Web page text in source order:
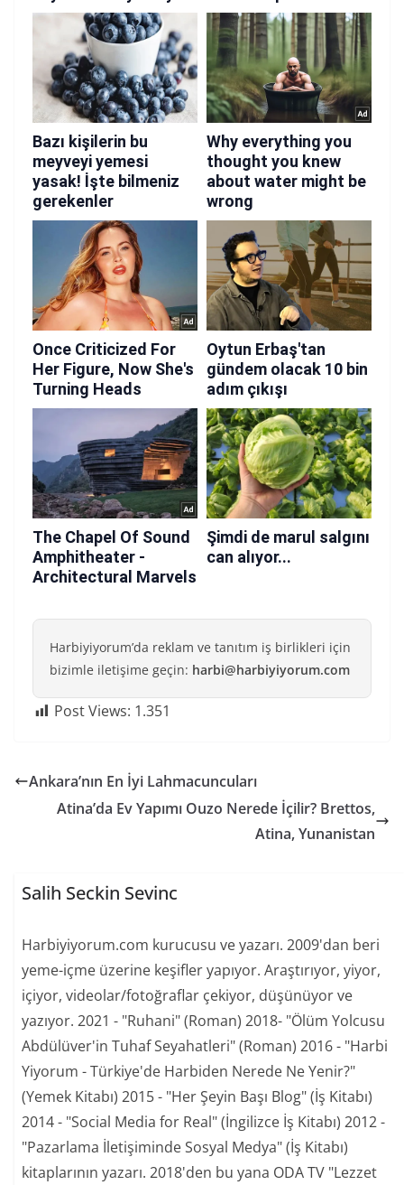
Harbiyiyorum’da reklam ve tanıtım iş birlikleri için
bizimle iletişime geçin: harbi@harbiyiyorum.com
Post Views: 1.351
Ankara’nın En İyi Lahmacuncuları
Atina’da Ev Yapımı Ouzo Nerede İçilir? Brettos,
Atina, Yunanistan
Salih Seckin Sevinc
Harbiyiyorum.com kurucusu ve yazarı. 2009'dan beri
yeme-içme üzerine keşifler yapıyor. Araştırıyor, yiyor,
içiyor, videolar/fotoğraflar çekiyor, düşünüyor ve
yazıyor. 2021 - "Ruhani" (Roman) 2018- "Ölüm Yolcusu
Abdülüver'in Tuhaf Seyahatleri" (Roman) 2016 - "Harbi
Yiyorum - Türkiye'de Harbiden Nerede Ne Yenir?"
(Yemek Kitabı) 2015 - "Her Şeyin Başı Blog" (İş Kitabı)
2014 - "Social Media for Real" (İngilizce İş Kitabı) 2012 -
"Pazarlama İletişiminde Sosyal Medya" (İş Kitabı)
kitaplarının yazarı. 2018'den bu yana ODA TV "Lezzet